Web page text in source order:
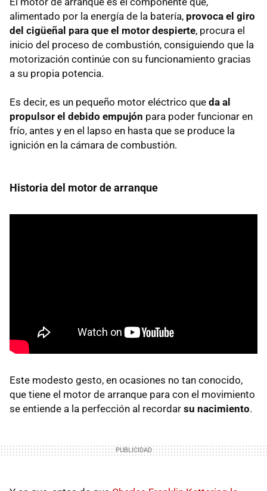
alimentado por la energía de la batería, provoca el giro
del cigüeñal para que el motor despierte, procura el
inicio del proceso de combustión, consiguiendo que la
motorización continúe con su funcionamiento gracias
a su propia potencia.
Es decir, es un pequeño motor eléctrico que da al
propulsor el debido empujón para poder funcionar en
frío, antes y en el lapso en hasta que se produce la
ignición en la cámara de combustión.
Historia del motor de arranque
Este modesto gesto, en ocasiones no tan conocido,
que tiene el motor de arranque para con el movimiento
se entiende a la perfección al recordar su nacimiento.